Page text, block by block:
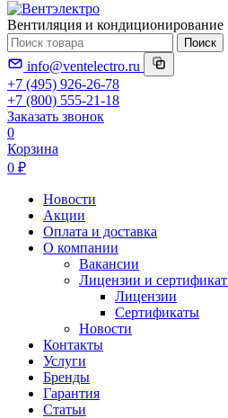
Вентиляция и кондиционирование
Поиск
info@ventelectro.ru
+7 (495) 926-26-78
+7 (800) 555-21-18
Заказать звонок
0
Корзина
0 ₽
Новости
Акции
Оплата и доставка
О компании
Вакансии
Лицензии и
Лицензии
Сертификаты
Новости
Контакты
Услуги
Бренды
Гарантия
Статьи